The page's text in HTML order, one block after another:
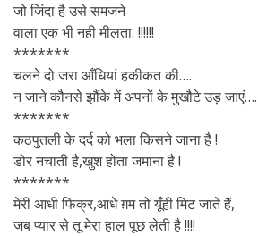
जो जिंदा है उसे समजने
वाला एक भी नही मीलता. !!!!!!
*******
चलने दो जरा आँधियां हकीकत की….
न जाने कौनसे झौंके में अपनों के मुखौटे उड़ जाएं….
*******
कठपुतली के दर्द को भला किसने जाना है !
डोर नचाती है,खुश होता जमाना है !
*******
मेरी आधी फिक्र,आधे ग़म तो यूँही मिट जाते हैं,
जब प्यार से तू मेरा हाल पूछ लेती है !!!!